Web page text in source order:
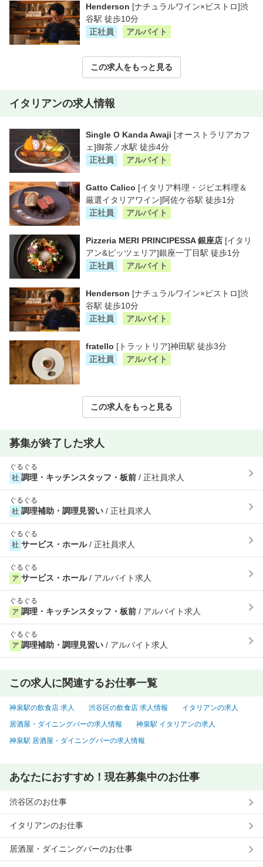
Henderson [ナチュラルワイン×ビストロ]渋
谷駅 徒歩10分
正社員
アルバイト
この求人をもっと見る
イタリアンの求人情報
Single O Kanda Awaji [オーストラリアカフ
ェ]御茶ノ水駅 徒歩4分
正社員
アルバイト
Gatto Calico [イタリア料理・ジビエ料理＆
厳選イタリアワイン]阿佐ケ谷駅 徒歩1分
正社員
アルバイト
Pizzeria MERI PRINCIPESSA 銀座店 [イタリ
アン&ピッツェリア]銀座一丁目駅 徒歩1分
正社員
アルバイト
Henderson [ナチュラルワイン×ビストロ]渋
谷駅 徒歩10分
正社員
アルバイト
fratello [トラットリア]神田駅 徒歩3分
正社員
アルバイト
この求人をもっと見る
募集が終了した求人
ぐるぐる
社 調理・キッチンスタッフ・板前 / 正社員求人
ぐるぐる
社 調理補助・調理見習い / 正社員求人
ぐるぐる
社 サービス・ホール/ 正社員求人
ぐるぐる
ア サービス・ホール/ アルバイト求人
ぐるぐる
ア 調理・キッチンスタッフ・板前 / アルバイト求人
ぐるぐる
ア 調理補助・調理見習い / アルバイト求人
この求人に関連するお仕事一覧
神泉駅の飲食店 求人 渋谷区の飲食店 求人情報
イタリアンの求人
居酒屋・ダイニングバーの求人情報
神泉駅 イタリアンの求人
神泉駅 居酒屋・ダイニングバーの求人情報
あなたにおすすめ！現在募集中のお仕事
渋谷区のお仕事
イタリアンのお仕事
居酒屋・ダイニングバーのお仕事